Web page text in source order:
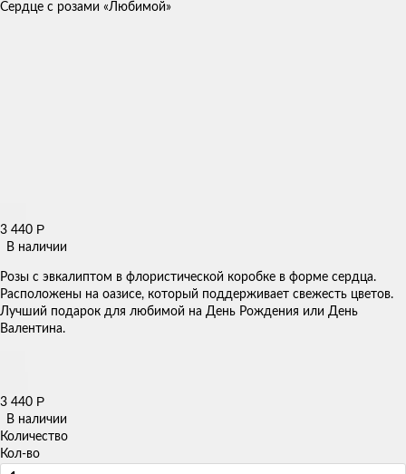
Сердце с розами «Любимой»
3 440 Р
В наличии
Розы с эвкалиптом в флористической коробке в форме сердца.
Расположены на оазисе, который поддерживает свежесть цветов.
Лучший подарок для любимой на День Рождения или День
Валентина.
3 440 Р
В наличии
Количество
Кол-во